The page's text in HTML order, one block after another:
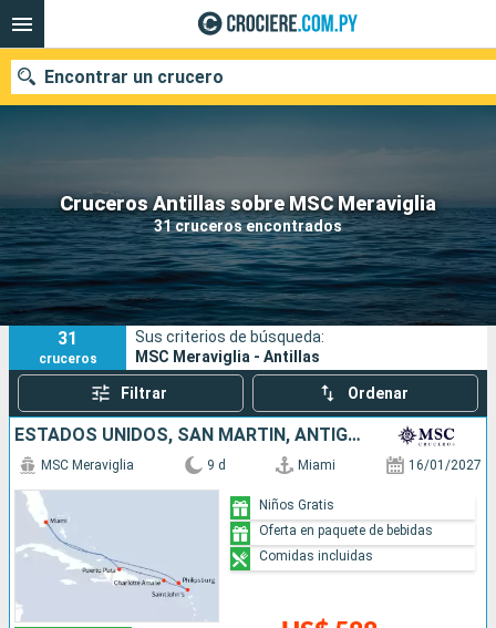
Cruceros Antillas sobre MSC Meraviglia
31 cruceros encontrados
Encontrar un crucero
Nuestros destinos
Fecha de salida
Puertos Compañías
Buscar
31
cruceros
Sus criterios de búsqueda:
MSC Meraviglia - Antillas
Filtrar Ordenar
ESTADOS UNIDOS, SAN MARTÍN, ANTIGUA Y BARBUDA, REPÚBLICA DOMINICANA
MSC Meraviglia 9 d Miami 16/01/2027
Niños Gratis
Oferta en paquete de bebidas
Comidas incluidas